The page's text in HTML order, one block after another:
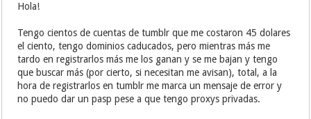
Hola!
Tengo cientos de cuentas de tumblr que me costaron 45 dolares
el ciento, tengo dominios caducados, pero mientras más me
tardo en registrarlos más me los ganan y se me bajan y tengo
que buscar más (por cierto, si necesitan me avisan), total, a la
hora de registrarlos en tumblr me marca un mensaje de error y
no puedo dar un pasp pese a que tengo proxys privadas.